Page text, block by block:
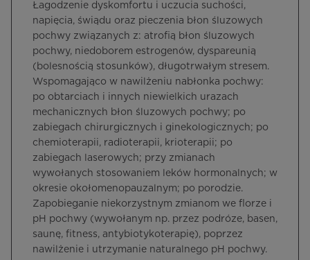
Łagodzenie dyskomfortu i uczucia suchości,
napięcia, świądu oraz pieczenia błon śluzowych
pochwy związanych z: atrofią błon śluzowych
pochwy, niedoborem estrogenów, dyspareunią
(bolesnością stosunków), długotrwałym stresem.
Wspomagająco w nawilżeniu nabłonka pochwy:
po obtarciach i innych niewielkich urazach
mechanicznych błon śluzowych pochwy; po
zabiegach chirurgicznych i ginekologicznych; po
chemioterapii, radioterapii, krioterapii; po
zabiegach laserowych; przy zmianach
wywołanych stosowaniem leków hormonalnych; w
okresie okołomenopauzalnym; po porodzie.
Zapobieganie niekorzystnym zmianom we florze i
pH pochwy (wywołanym np. przez podróze, basen,
saunę, fitness, antybiotykoterapię), poprzez
nawilżenie i utrzymanie naturalnego pH pochwy.